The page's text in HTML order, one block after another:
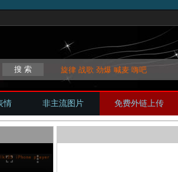
旋律 战歌 劲爆 喊麦 嗨吧
情 非主流图片 免费外链上传